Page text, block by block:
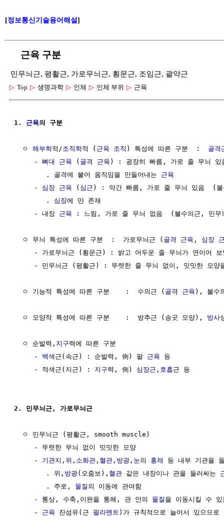
[정보통신기술용어해설]
근육 구분
민무늬근, 평활근, 가로무늬근, 횡문근, 조임근, 괄약근
▷ Top ▷ 생명과학 ▷ 인체 ▷ 인체 부위 ▷ 근육
1. 근육의 구분
  ㅇ
해부학적/조직학적 ( 근육 조직 ) 특성에 따른 구분  : 골격
     -
뼈대 근육 ( 골격 근육 ) : 굉장히 빠름, 가로 줄 무늬
        . 골격에 붙어 움직임을 만들어내는
근육
     -
심장 근육 ( 심근 ) : 약간 빠름, 가로 줄 무늬 있음  (불
        .
심장에 만 존재
     - 내장
근육 : 느림, 가로 줄 무늬 없음  (불수의근, 민
  ㅇ 무늬 특성에 따른 구분  :  가로무늬근 (
골격 근육 , 심장
- 가로무늬근 (횡문근) : 밝고 어두운 줄 무늬가 연이어 보
- 민무늬근 (평활근) : 뚜렷한 줄 무늬 없이, 밋밋한 모양
  ㅇ 기능적 특성에 따른 구분    :  수의근 (
골격 근육 ), 불수
  ㅇ 모양적 특성에 따른 구분    :  방추근 (송곳 모양),
방사
  ㅇ 순발력,
지구력에 따른 구분
     -
백색 근(속근) : 순발력, 例) 팔 근육 등
     - 적색근(지근) :
지구력, 例) 심장근 , 호흡근 등
2. 민무늬근, 가로무늬근
  ㅇ 민무늬근 (평활근, smooth muscle)
     - 뚜렷한 무늬 없이 밋밋한 모양
     -
기관지 , 위 , 소화관 , 혈관 , 방광 , 눈의 홍채
등 내부 기관을
        .
위 , 방광(오줌보), 혈관 같은 내장이나 관을 둘러싸는
        . 주로,
물질 의 이동에 관여함
     - 통상, 수축,이완을 통해, 관 안의
물질 을 이동시킬 수
     -
근육 잔섬유(근 필라멘트 )가 규칙적으로 늘어서 있으므로